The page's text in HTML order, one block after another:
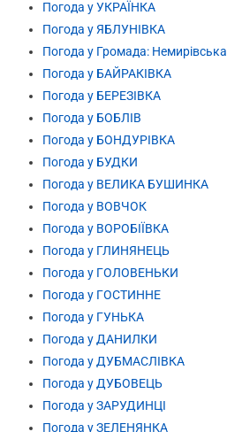
Погода у УКРАЇНКА
Погода у ЯБЛУНІВКА
Погода у Громада: Немирівська
Погода у БАЙРАКІВКА
Погода у БЕРЕЗІВКА
Погода у БОБЛІВ
Погода у БОНДУРІВКА
Погода у БУДКИ
Погода у ВЕЛИКА БУШИНКА
Погода у ВОВЧОК
Погода у ВОРОБІЇВКА
Погода у ГЛИНЯНЕЦЬ
Погода у ГОЛОВЕНЬКИ
Погода у ГОСТИННЕ
Погода у ГУНЬКА
Погода у ДАНИЛКИ
Погода у ДУБМАСЛІВКА
Погода у ДУБОВЕЦЬ
Погода у ЗАРУДИНЦІ
Погода у ЗЕЛЕНЯНКА